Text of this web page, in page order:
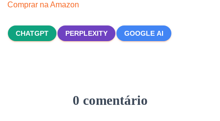
Comprar na Amazon
CHATGPT PERPLEXITY GOOGLE AI
0 comentário